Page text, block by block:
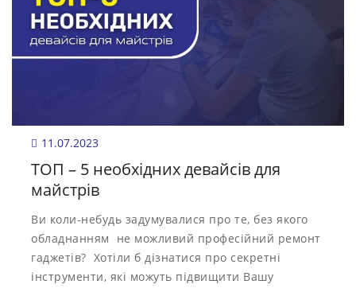
11.07.2023
ТОП – 5 необхідних девайсів для
майстрів
Ви коли-небудь задумувалися про те, без якого
обладнанням не можливий професійний ремонт
гаджетів? Хотіли б дізнатися про секретні
інструменти, які можуть підвищити Вашу